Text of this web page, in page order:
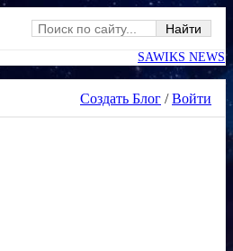
SAWIKS NEWS
Создать Блог /Войти